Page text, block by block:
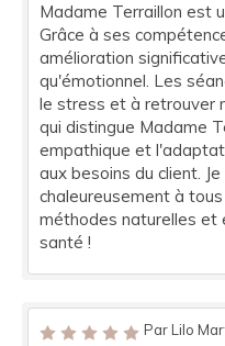
Madame Terraillon est
Grâce à ses
amélioration
qu'émotionnel. Les
le stress et à retrouver
qui distingue Madame
empathique et
aux besoins du client.
chaleureusement à
méthodes naturelles et
santé !
Par Lilo